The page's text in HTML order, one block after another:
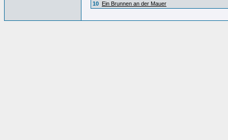
10 Ein Brunnen an der Mauer